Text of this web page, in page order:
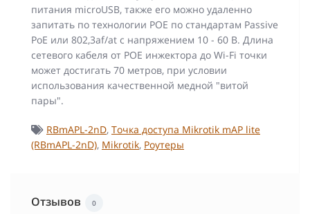
питания microUSB, также его можно удаленно
запитать по технологии POE по стандартам Passive
PoE или 802,3af/at с напряжением 10 - 60 В. Длина
сетевого кабеля от POE инжектора до Wi-Fi точки
может достигать 70 метров, при условии
использования качественной медной "витой
пары".
RBmAPL-2nD, Точка доступа Mikrotik mAP lite
(RBmAPL-2nD), Mikrotik, Роутеры
Отзывов 0